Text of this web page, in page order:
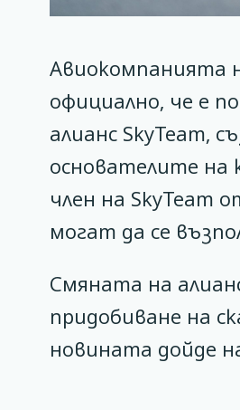
Авиокомпанията
официално, че е
алианс SkyTeam,
основателите на
член на SkyTeam
могат да се
Смяната на
придобиване на
новината дойде